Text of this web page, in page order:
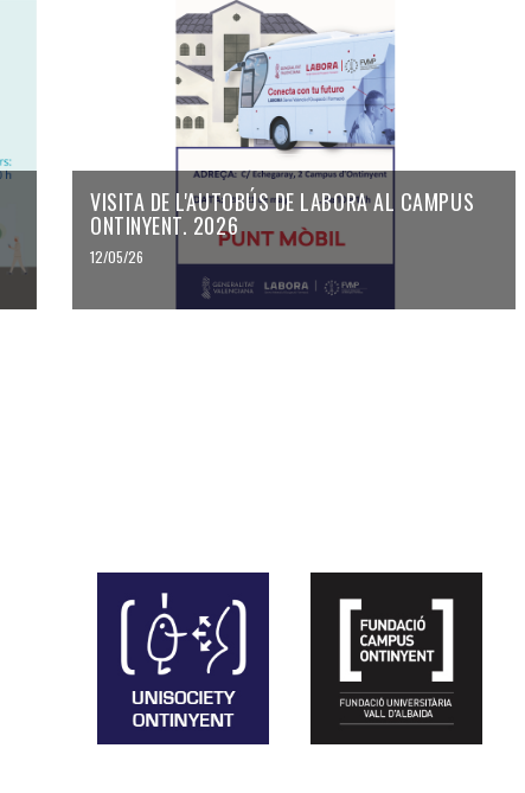
VISITA DE L'AUTOBÚS DE LABORA AL CAMPUS
ONTINYENT. 2026
12/05/26